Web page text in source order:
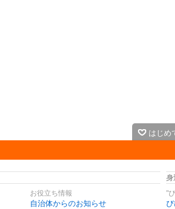
はじめ
お役立ち情報
自治体からのお知らせ
身
"